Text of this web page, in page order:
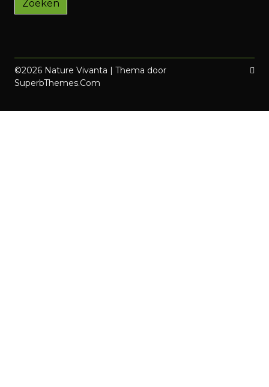
Zoeken
©2026 Nature Vivanta | Thema door
SuperbThemes.Com